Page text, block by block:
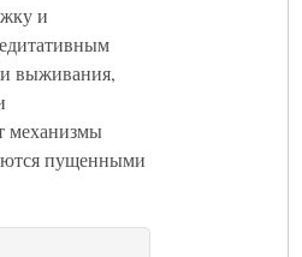
и
выживания,
механизмы
пущенными